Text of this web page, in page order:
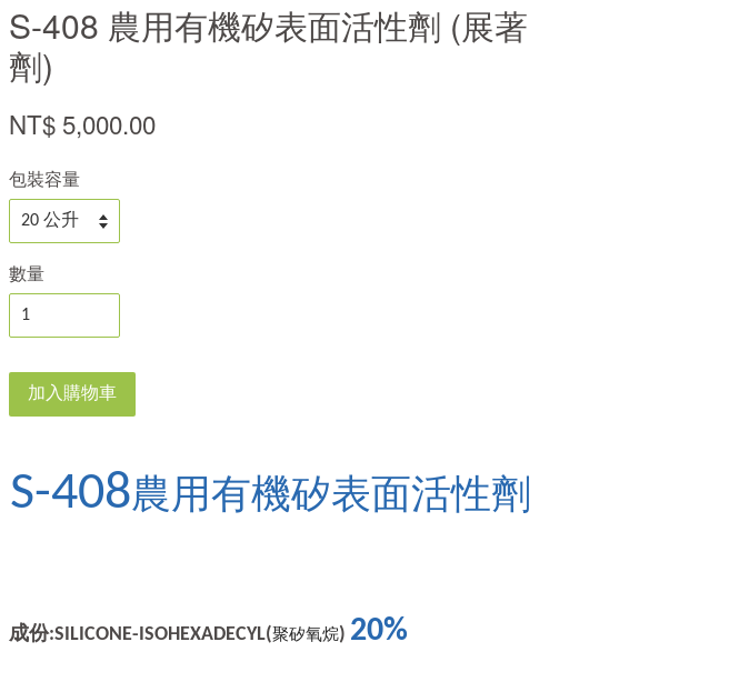
S-408 農用有機矽表面活性劑 (展著
劑)
NT$ 5,000.00
包裝容量
數量
加入購物車
S-408農用有機矽表面活性劑
成份:SILICONE-ISOHEXADECYL(聚矽氧烷) 20%